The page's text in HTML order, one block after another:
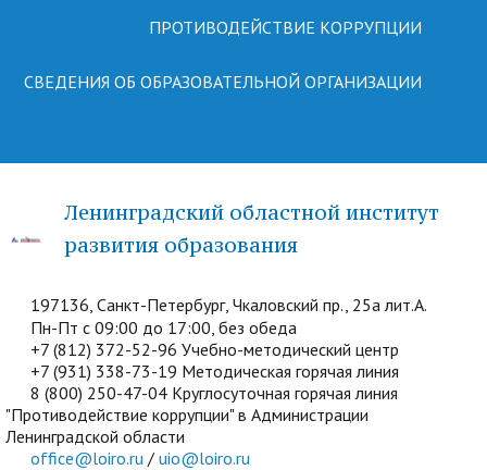
ПРОТИВОДЕЙСТВИЕ КОРРУПЦИИ
СВЕДЕНИЯ ОБ ОБРАЗОВАТЕЛЬНОЙ ОРГАНИЗАЦИИ
Ленинградский областной институт
развития образования
197136, Санкт-Петербург, Чкаловский пр., 25а лит.А.
Пн-Пт с 09:00 до 17:00, без обеда
+7 (812) 372-52-96 Учебно-методический центр
+7 (931) 338-73-19 Методическая горячая линия
8 (800) 250-47-04 Круглосуточная горячая линия
"Противодействие коррупции" в Администрации
Ленинградской области
office@loiro.ru / uio@loiro.ru